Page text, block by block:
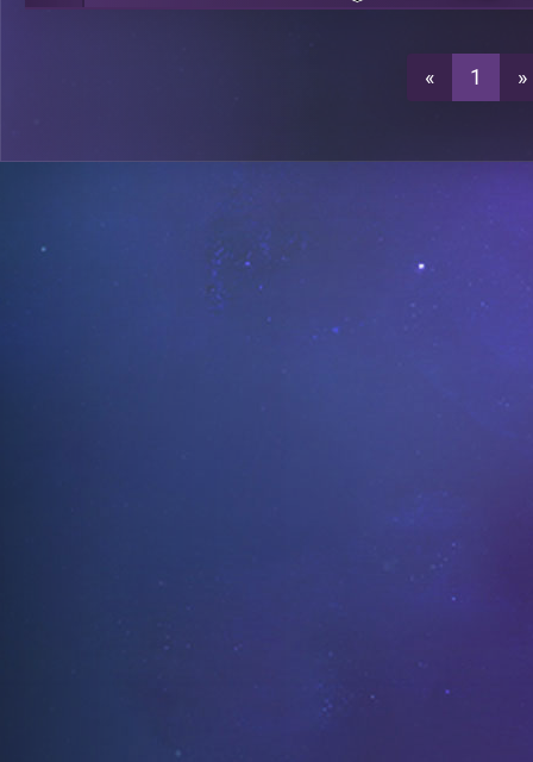
A22
A22
« 1 »